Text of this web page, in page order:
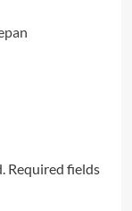
Required fields